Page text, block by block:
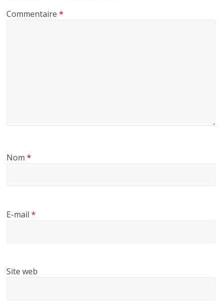
Commentaire*
Nom*
E-mail*
Site web